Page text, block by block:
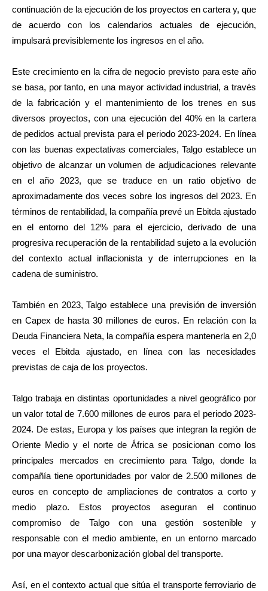
continuación de la ejecución de los proyectos en cartera y, que
de acuerdo con los calendarios actuales de ejecución,
impulsará previsiblemente los ingresos en el año.
Este crecimiento en la cifra de negocio previsto para este año
se basa, por tanto, en una mayor actividad industrial, a través
de la fabricación y el mantenimiento de los trenes en sus
diversos proyectos, con una ejecución del 40% en la cartera
de pedidos actual prevista para el periodo 2023-2024. En línea
con las buenas expectativas comerciales, Talgo establece un
objetivo de alcanzar un volumen de adjudicaciones relevante
en el año 2023, que se traduce en un ratio objetivo de
aproximadamente dos veces sobre los ingresos del 2023. En
términos de rentabilidad, la compañía prevé un Ebitda ajustado
en el entorno del 12% para el ejercicio, derivado de una
progresiva recuperación de la rentabilidad sujeto a la evolución
del contexto actual inflacionista y de interrupciones en la
cadena de suministro.
También en 2023, Talgo establece una previsión de inversión
en Capex de hasta 30 millones de euros. En relación con la
Deuda Financiera Neta, la compañía espera mantenerla en 2,0
veces el Ebitda ajustado, en línea con las necesidades
previstas de caja de los proyectos.
Talgo trabaja en distintas oportunidades a nivel geográfico por
un valor total de 7.600 millones de euros para el periodo 2023-
2024. De estas, Europa y los países que integran la región de
Oriente Medio y el norte de África se posicionan como los
principales mercados en crecimiento para Talgo, donde la
compañía tiene oportunidades por valor de 2.500 millones de
euros en concepto de ampliaciones de contratos a corto y
medio plazo. Estos proyectos aseguran el continuo
compromiso de Talgo con una gestión sostenible y
responsable con el medio ambiente, en un entorno marcado
por una mayor descarbonización global del transporte.
Así, en el contexto actual que sitúa el transporte ferroviario de